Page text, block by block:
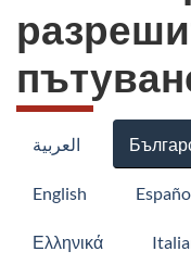
العربية
English
Ελληνικά